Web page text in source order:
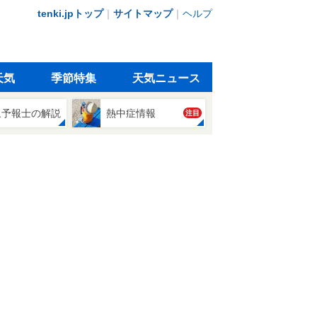
tenki.jpトップ｜ サイトマップ｜ ヘルプ
気 季節特集 天気ニュース
報士の解説 熱中症情報 注目